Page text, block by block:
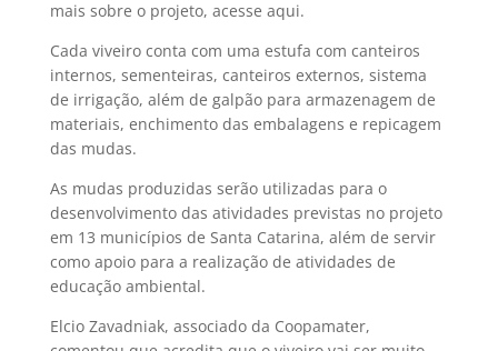
mais sobre o projeto, acesse aqui.
Cada viveiro conta com uma estufa com canteiros
internos, sementeiras, canteiros externos, sistema
de irrigação, além de galpão para armazenagem de
materiais, enchimento das embalagens e repicagem
das mudas.
As mudas produzidas serão utilizadas para o
desenvolvimento das atividades previstas no projeto
em 13 municípios de Santa Catarina, além de servir
como apoio para a realização de atividades de
educação ambiental.
Elcio Zavadniak, associado da Coopamater,